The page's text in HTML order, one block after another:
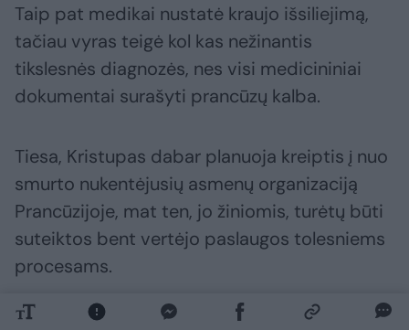
Taip pat medikai nustatė kraujo išsiliejimą,
tačiau vyras teigė kol kas nežinantis
tikslesnės diagnozės, nes visi medicininiai
dokumentai surašyti prancūzų kalba.
Tiesa, Kristupas dabar planuoja kreiptis į nuo
smurto nukentėjusių asmenų organizaciją
Prancūzijoje, mat ten, jo žiniomis, turėtų būti
suteiktos bent vertėjo paslaugos tolesniems
procesams.